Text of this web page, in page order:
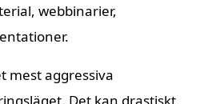
webbinarier,
mest aggressiva
Det kan drastiskt